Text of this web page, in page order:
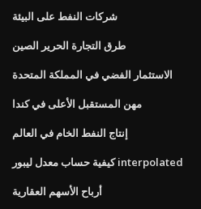
شركات النفط على البيئة
طرق التجارة الحرير الصين
الاستثمار الفضي في المملكة المتحدة
مهن المستقبل الأعلى في كندا
إنتاج النفط الخام في العالم
كيفية حساب معدل ليبور interpolated
أرباح الأسهم العقارية